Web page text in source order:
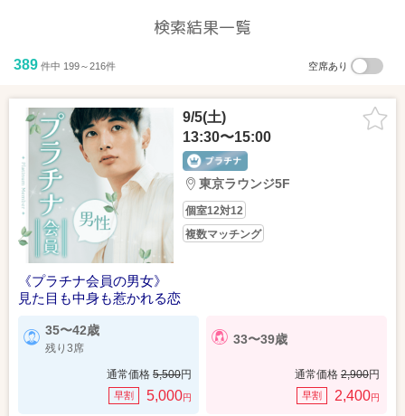
検索結果一覧
389 件中 199～216件 空席あり
9/5(土)
13:30〜15:00
東京ラウンジ5F
個室12対12
複数マッチング
《プラチナ会員の男女》
見た目も中身も惹かれる恋
35〜42歳
残り3席
通常価格 5,500円
早割 5,000円
33〜39歳
通常価格 2,900円
早割 2,400円